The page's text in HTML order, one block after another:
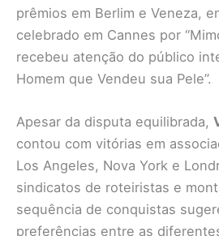
prêmios em Berlim e Veneza,
celebrado em Cannes por
recebeu atenção do público
Homem que Vendeu sua Pele”.
Apesar da disputa equilibrada,
contou com vitórias em
Los Angeles, Nova York e
sindicatos de roteiristas e
sequência de conquistas
preferências entre as